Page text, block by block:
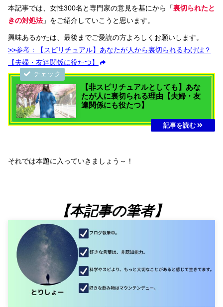
本記事では、女性300名と専門家の意見を基にから「裏切られたと
きの対処法 」をご紹介していこうと思います。
興味あるかたは、最後までご愛読の方よろしくお願いします。
>>参考：【スピリチュアル】あなたが人から裏切られるわけは？
【夫婦・友達関係に役たつ】
【非スピリチュアルとしても】あな
たが人に裏切られる理由【夫婦・友
達関係にも役たつ】
それでは本題に入っていきましょう～！
【本記事の筆者】